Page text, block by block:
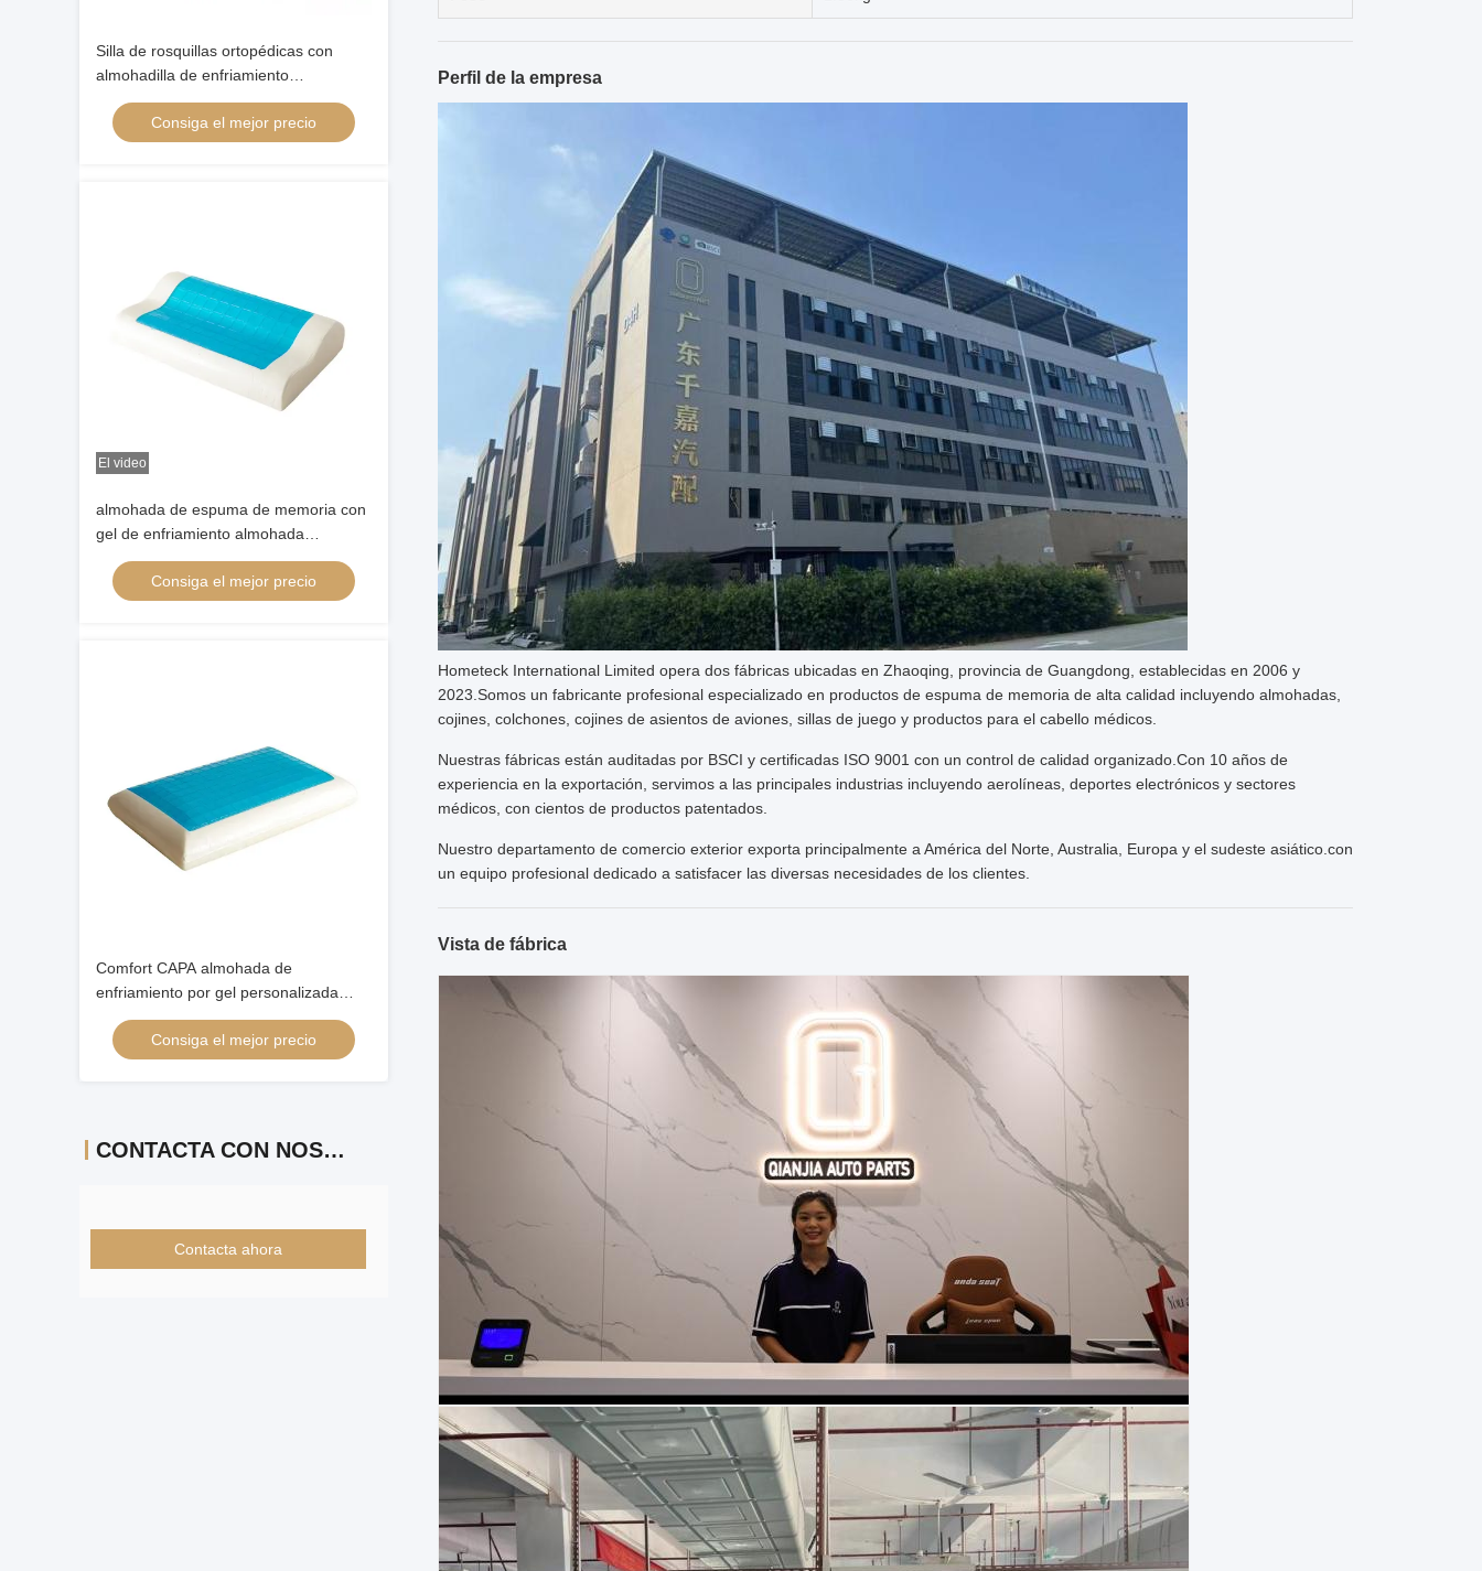
Silla de rosquillas ortopédicas con
almohadilla de enfriamiento
almohadillas lumbares
Consiga el mejor precio
El video
almohada de espuma de memoria con
gel de enfriamiento almohada
ortopédica para los que duermen de
espalda lateral y estómago
Consiga el mejor precio
Comfort CAPA almohada de
enfriamiento por gel personalizada
almohada de enfriamiento por
contorno del paciente
Consiga el mejor precio
CONTACTA CON NOSOTROS
Contacta ahora
Perfil de la empresa
Hometeck International Limited opera dos fábricas ubicadas en Zhaoqing, provincia de Guangdong, establecidas en 2006 y
2023.Somos un fabricante profesional especializado en productos de espuma de memoria de alta calidad incluyendo almohadas,
cojines, colchones, cojines de asientos de aviones, sillas de juego y productos para el cabello médicos.
Nuestras fábricas están auditadas por BSCI y certificadas ISO 9001 con un control de calidad organizado.Con 10 años de
experiencia en la exportación, servimos a las principales industrias incluyendo aerolíneas, deportes electrónicos y sectores
médicos, con cientos de productos patentados.
Nuestro departamento de comercio exterior exporta principalmente a América del Norte, Australia, Europa y el sudeste asiático.con
un equipo profesional dedicado a satisfacer las diversas necesidades de los clientes.
Vista de fábrica